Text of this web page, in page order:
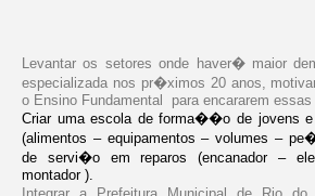
Levantar os setores onde haver� maior
especializada nos pr�ximos 20 anos,
o Ensino Fundamental
para encararem
Criar uma escola de forma��o de jovens e
(alimentos – equipamentos – volumes –
de servi�o em reparos (encanador –
montador ).